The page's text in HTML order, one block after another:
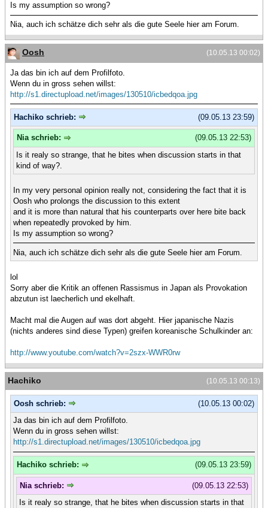
Is my assumption so wrong?
Nia, auch ich schätze dich sehr als die gute Seele hier am Forum.
(10.05.13 00:02)
Oosh
Ja das bin ich auf dem Profilfoto.
Wenn du in gross sehen willst:
http://s1.directupload.net/images/130510/icbedqoa.jpg
(09.05.13 23:59)
Hachiko schrieb:
(09.05.13 22:53)
Nia schrieb:
Is it realy so strange, that he bites when discussion starts in that
kind of way?.
In my very personal opinion really not, considering the fact that it is
Oosh who prolongs the discussion to this extent
and it is more than natural that his counterparts over here bite back
when repeatedly provoked by him.
Is my assumption so wrong?
Nia, auch ich schätze dich sehr als die gute Seele hier am Forum.
lol
Sorry aber die Kritik an offenen Rassismus in Japan als Provokation
abzutun ist laecherlich und ekelhaft.
Macht mal die Augen auf was dort abgeht. Hier japanische Nazis
(nichts anderes sind diese Typen) greifen koreanische Schulkinder an:
http://www.youtube.com/watch?v=2szx-WWR0rw
(10.05.13 00:13)
Hachiko
(10.05.13 00:02)
Oosh schrieb:
Ja das bin ich auf dem Profilfoto.
Wenn du in gross sehen willst:
http://s1.directupload.net/images/130510/icbedqoa.jpg
(09.05.13 23:59)
Hachiko schrieb:
(09.05.13 22:53)
Nia schrieb:
Is it realy so strange, that he bites when discussion starts in that